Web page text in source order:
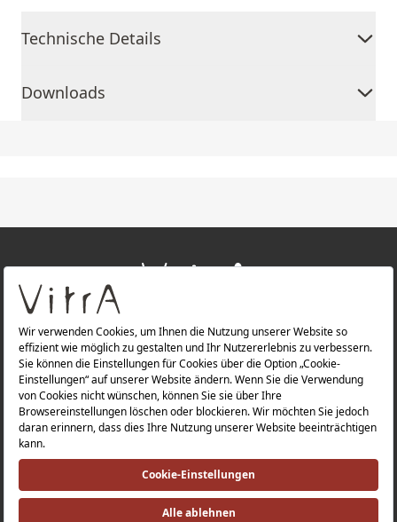
Technische Details
Downloads
ÜBER UNS
PRODUKTE